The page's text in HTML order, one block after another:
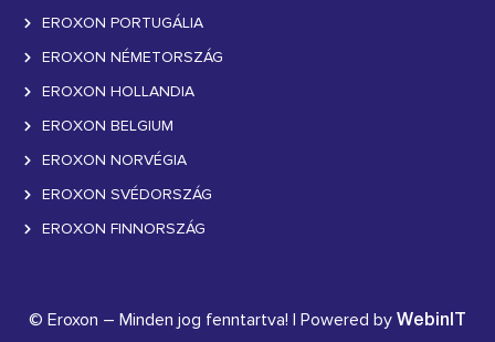
EROXON PORTUGÁLIA
EROXON NÉMETORSZÁG
EROXON HOLLANDIA
EROXON BELGIUM
EROXON NORVÉGIA
EROXON SVÉDORSZÁG
EROXON FINNORSZÁG
© Eroxon – Minden jog fenntartva! | Powered by WebinIT